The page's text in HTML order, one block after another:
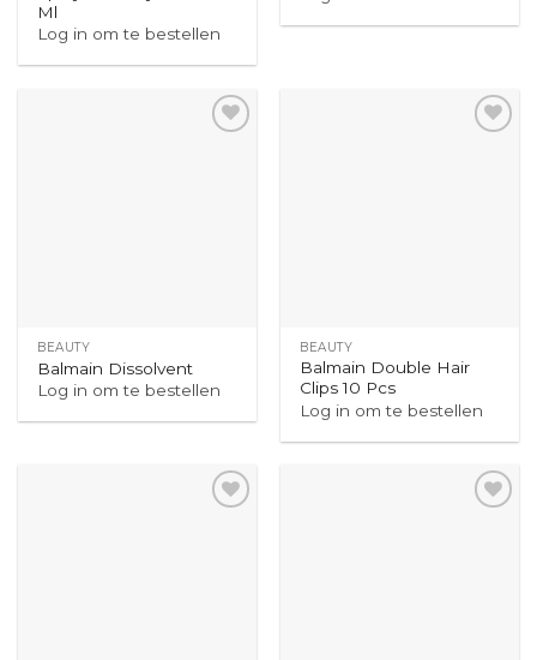
Ml
Log in om te bestellen
BEAUTY
Balmain Dissolvent
Log in om te bestellen
BEAUTY
Balmain Double Hair
Clips 10 Pcs
Log in om te bestellen